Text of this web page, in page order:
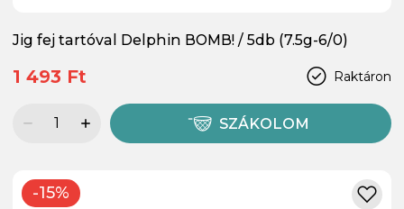
Jig fej tartóval Delphin BOMB! / 5db (7.5g-6/0)
Raktáron
1 493 Ft
SZÁKOLOM
-15%